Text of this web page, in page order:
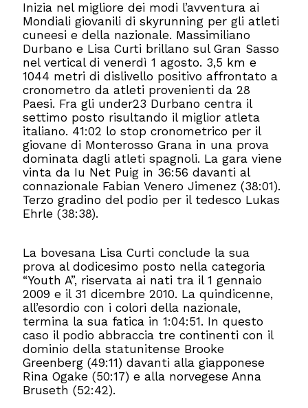
Inizia nel migliore dei modi l’avventura ai
Mondiali giovanili di skyrunning per gli atleti
cuneesi e della nazionale. Massimiliano
Durbano e Lisa Curti brillano sul Gran Sasso
nel vertical di venerdì 1 agosto. 3,5 km e
1044 metri di dislivello positivo affrontato a
cronometro da atleti provenienti da 28
Paesi. Fra gli under23 Durbano centra il
settimo posto risultando il miglior atleta
italiano. 41:02 lo stop cronometrico per il
giovane di Monterosso Grana in una prova
dominata dagli atleti spagnoli. La gara viene
vinta da Iu Net Puig in 36:56 davanti al
connazionale Fabian Venero Jimenez (38:01).
Terzo gradino del podio per il tedesco Lukas
Ehrle (38:38).
La bovesana Lisa Curti conclude la sua
prova al dodicesimo posto nella categoria
“Youth A”, riservata ai nati tra il 1 gennaio
2009 e il 31 dicembre 2010. La quindicenne,
all’esordio con i colori della nazionale,
termina la sua fatica in 1:04:51. In questo
caso il podio abbraccia tre continenti con il
dominio della statunitense Brooke
Greenberg (49:11) davanti alla giapponese
Rina Ogake (50:17) e alla norvegese Anna
Bruseth (52:42).